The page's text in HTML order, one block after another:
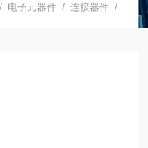
/ 电子元器件 /连接器件 / BPC532-0830-26AA95+L BPF560-1230-33AB95+L 高频测试插座 E-TEC